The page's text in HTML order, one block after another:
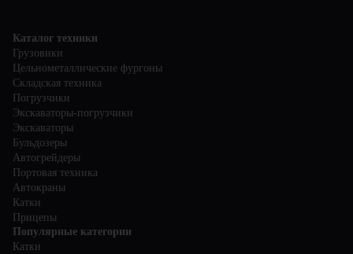
Каталог техники
Грузовики
Цельнометаллические фургоны
Складская техника
Погрузчики
Экскаваторы-погрузчики
Экскаваторы
Бульдозеры
Автогрейдеры
Портовая техника
Автокраны
Катки
Прицепы
Популярные категории
Катки